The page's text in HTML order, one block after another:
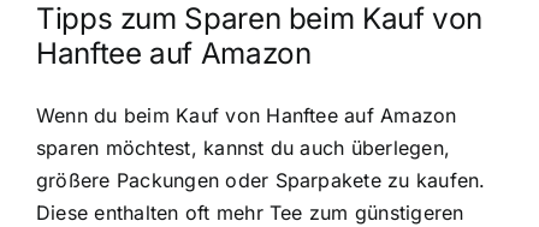
Tipps zum Sparen beim Kauf von
Hanftee auf Amazon
Wenn du beim Kauf von Hanftee auf Amazon
sparen möchtest, kannst du auch überlegen,
größere Packungen oder Sparpakete zu kaufen.
Diese enthalten oft mehr Tee zum günstigeren